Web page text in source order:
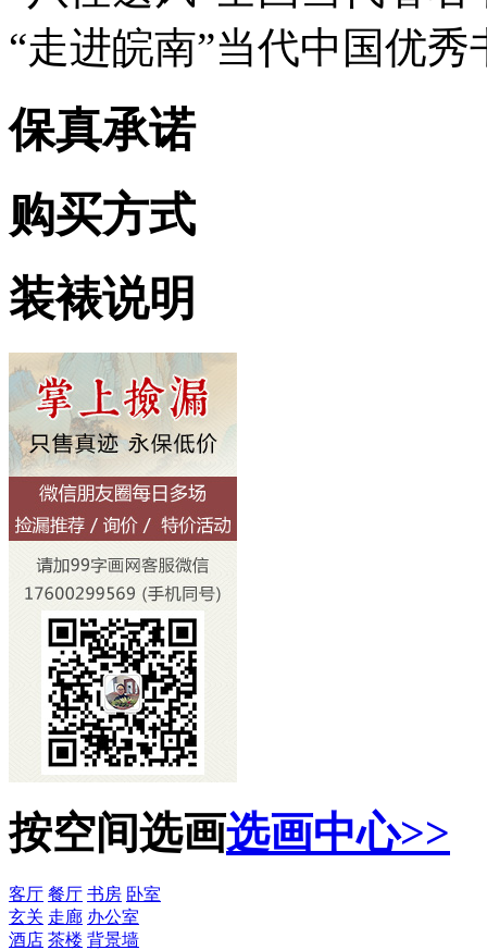
“走进皖南”当代中国优
保真承诺
购买方式
装裱说明
按空间选画选画中心>>
客厅 餐厅 书房 卧室
玄关 走廊 办公室
酒店 茶楼 背景墙